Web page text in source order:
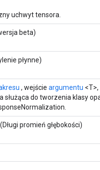
uchwyt tensora.
beta)
płynne)
, wejście argumentu <T>,
służąca do tworzenia klasy
(Długi promień głębokości)